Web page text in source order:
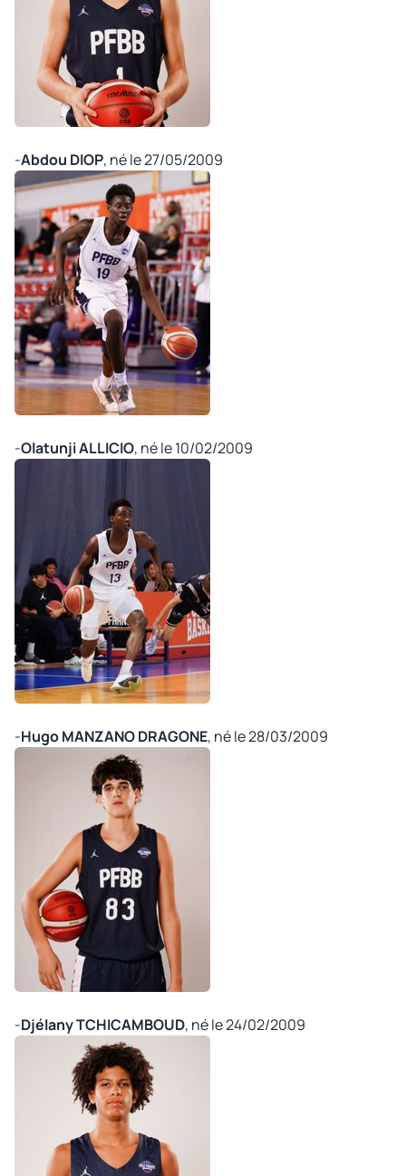
-Abdou DIOP, né le 27/05/2009
-Olatunji ALLICIO, né le 10/02/2009
-Hugo MANZANO DRAGONE, né le 28/03/2009
-Djélany TCHICAMBOUD, né le 24/02/2009